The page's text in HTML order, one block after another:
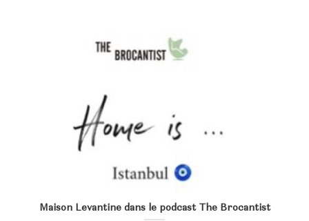
Maison Levantine dans le podcast The Brocantist